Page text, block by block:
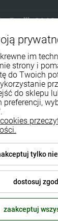
Familia GAJ
Gdańska 60
90-616 Łódź
790 727
sklep@eko-
Informacje o
Suplementy
Popularne
Moje konto
newsletter
na
im
strony i
do Twoich
do sklepu
preferencji,
tylko
dostosuj
zaakceptuj